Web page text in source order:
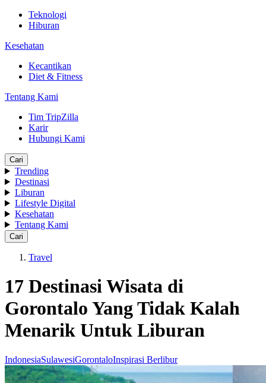
Teknologi
Hiburan
Kesehatan
Kecantikan
Diet & Fitness
Tentang Kami
Tim TripZilla
Karir
Hubungi Kami
Cari
Trending
Destinasi
Liburan
Lifestyle Digital
Kesehatan
Tentang Kami
Cari
Travel
17 Destinasi Wisata di
Gorontalo Yang Tidak Kalah
Menarik Untuk Liburan
IndonesiaSulawesiGorontaloInspirasi Berlibur